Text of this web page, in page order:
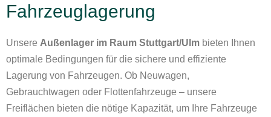
Fahrzeuglagerung
Unsere Außenlager im Raum Stuttgart/Ulm bieten Ihnen
optimale Bedingungen für die sichere und effiziente
Lagerung von Fahrzeugen. Ob Neuwagen,
Gebrauchtwagen oder Flottenfahrzeuge – unsere
Freiflächen bieten die nötige Kapazität, um Ihre Fahrzeuge